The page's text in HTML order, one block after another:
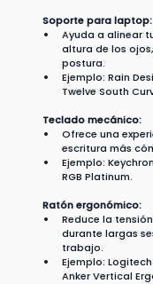
Soporte para laptop:
Ayuda a alinear
altura de los
postura.
Ejemplo: Rain
Twelve South
Teclado mecánico:
Ofrece una
escritura más
Ejemplo:
RGB Platinum.
Ratón ergonómico:
Reduce la
durante largas
trabajo.
Ejemplo:
Anker Vertical